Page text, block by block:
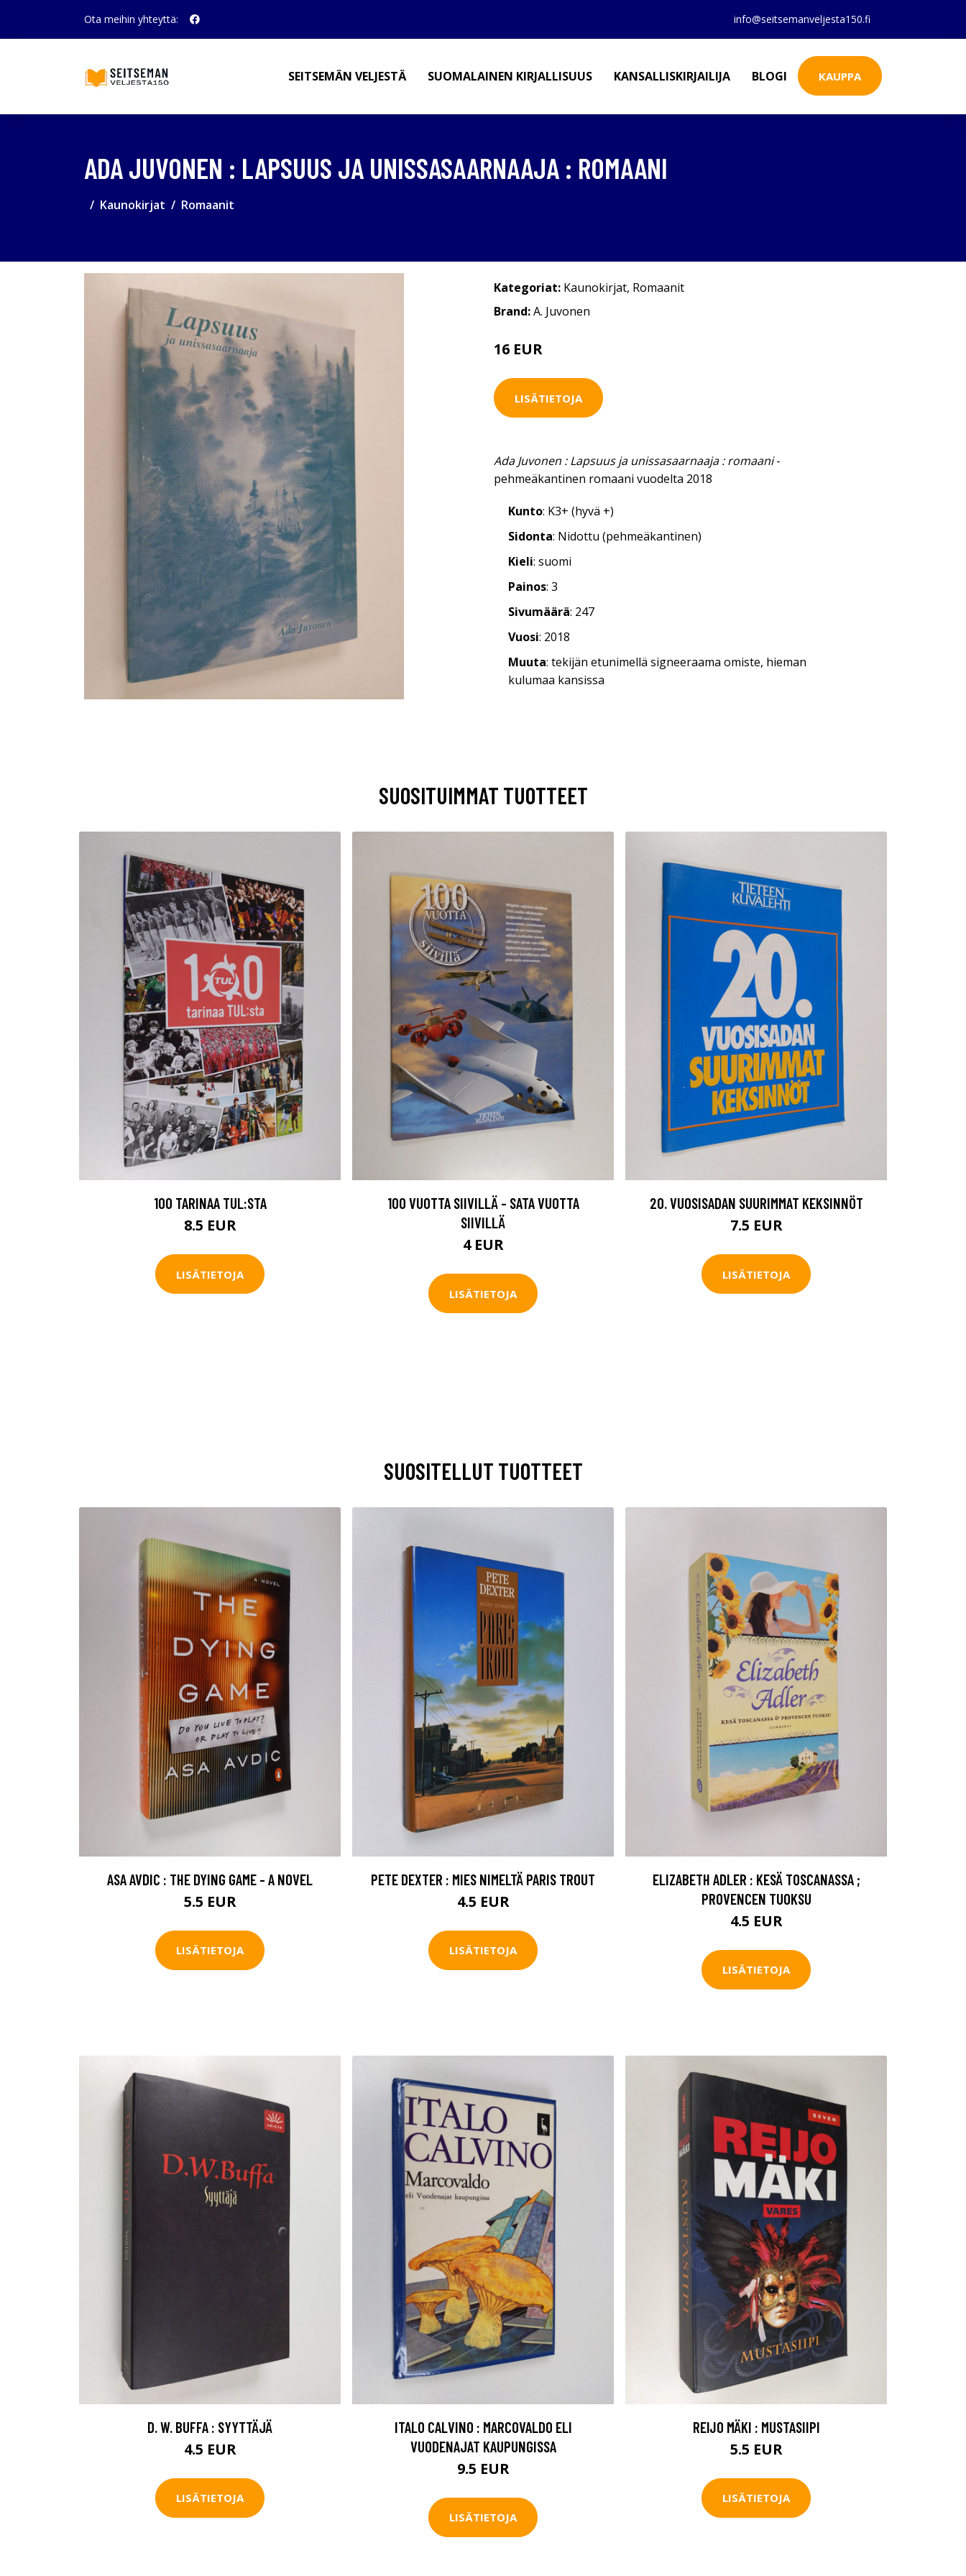
Ota meihin yhteyttä: info@seitsemanveljesta150.fi
SEITSEMÄN VELJESTÄ SUOMALAINEN KIRJALLISUUS KANSALLISKIRJAILIJA BLOGI KAUPPA
ADA JUVONEN : LAPSUUS JA UNISSASAARNAAJA : ROMAANI
Kaunokirjat Romaanit
Kategoriat: Kaunokirjat, Romaanit
Brand:A. Juvonen
16 EUR
LISÄTIETOJA
Ada Juvonen : Lapsuus ja unissasaarnaaja : romaani-
pehmeäkantinen romaani vuodelta 2018
Kunto: K3+ (hyvä +)
Sidonta: Nidottu (pehmeäkantinen)
Kieli: suomi
Painos: 3
Sivumäärä: 247
Vuosi: 2018
Muuta: tekijän etunimellä signeeraama omiste, hieman
kulumaa kansissa
SUOSITUIMMAT TUOTTEET
100 TARINAA TUL:STA
8.5 EUR
LISÄTIETOJA
100 VUOTTA SIIVILLÄ - SATA VUOTTA
SIIVILLÄ
4 EUR
LISÄTIETOJA
20. VUOSISADAN SUURIMMAT KEKSINNÖT
7.5 EUR
LISÄTIETOJA
SUOSITELLUT TUOTTEET
ASA AVDIC : THE DYING GAME - A NOVEL
5.5 EUR
LISÄTIETOJA
PETE DEXTER : MIES NIMELTÄ PARIS TROUT
4.5 EUR
LISÄTIETOJA
ELIZABETH ADLER : KESÄ TOSCANASSA ;
PROVENCEN TUOKSU
4.5 EUR
LISÄTIETOJA
D. W. BUFFA : SYYTTÄJÄ
4.5 EUR
LISÄTIETOJA
ITALO CALVINO : MARCOVALDO ELI
VUODENAJAT KAUPUNGISSA
9.5 EUR
LISÄTIETOJA
REIJO MÄKI : MUSTASIIPI
5.5 EUR
LISÄTIETOJA